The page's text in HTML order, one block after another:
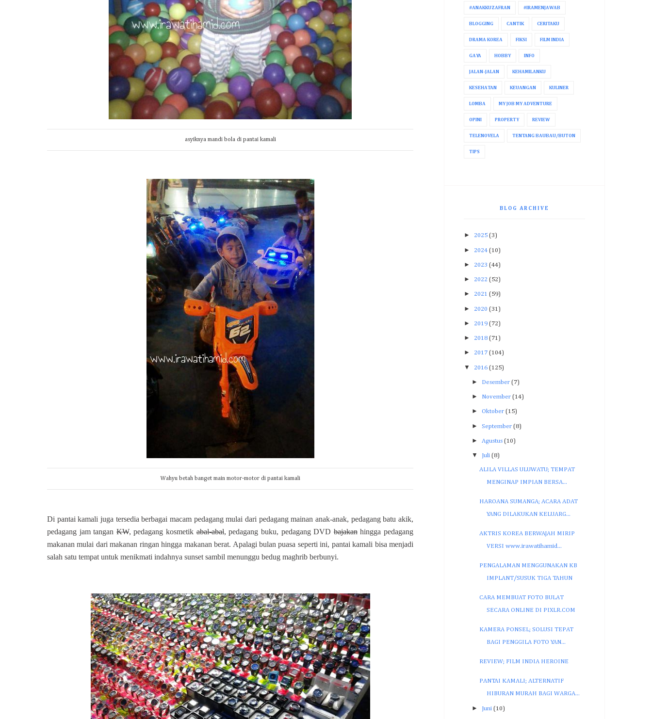
asyiknya mandi bola di pantai kamali
Wahyu betah banget main motor-motor di pantai kamali
Di pantai kamali juga tersedia berbagai macam pedagang mulai dari pedagang mainan anak-anak, pedagang batu akik,
pedagang jam tanganKW, pedagang kosmetikabal-abal, pedagang buku, pedagang DVDbajakanhingga pedagang
makanan mulai dari makanan ringan hingga makanan berat. Apalagi bulan puasa seperti ini, pantai kamali bisa menjadi
salah satu tempat untuk menikmati indahnya sunset sambil menunggu bedug maghrib berbunyi.
#ANAKKUZAFRAN #IRAMENJAWAB
BLOGGING CANTIK CERITAKU
DRAMA KOREA FIKSI FILM INDIA
GAYA HOBBY INFO
JALAN-JALAN KEHAMILANKU
KESEHATAN KEUANGAN KULINER
LOMBA MY JOB MY ADVENTURE
OPINI PROPERTY REVIEW
TELENOVELA TENTANG BAUBAU/BUTON
TIPS
BLOG ARCHIVE
► 2025 (3)
► 2024 (10)
► 2023 (44)
► 2022 (52)
► 2021 (59)
► 2020 (31)
► 2019 (72)
► 2018 (71)
► 2017 (104)
▼ 2016 (125)
► Desember (7)
► November (14)
► Oktober (15)
► September (8)
► Agustus (10)
▼ Juli (8)
ALILA VILLAS ULUWATU; TEMPAT
MENGINAP IMPIAN BERSA...
HAROANA SUMANGA; ACARA ADAT
YANG DILAKUKAN KELUARG...
AKTRIS KOREA BERWAJAH MIRIP
VERSI www.irawatihamid...
PENGALAMAN MENGGUNAKAN KB
IMPLANT/SUSUK TIGA TAHUN
CARA MEMBUAT FOTO BULAT
SECARA ONLINE DI PIXLR.COM
KAMERA PONSEL; SOLUSI TEPAT
BAGI PENGGILA FOTO YAN...
REVIEW; FILM INDIA HEROINE
PANTAI KAMALI; ALTERNATIF
HIBURAN MURAH BAGI WARGA...
► Juni (10)